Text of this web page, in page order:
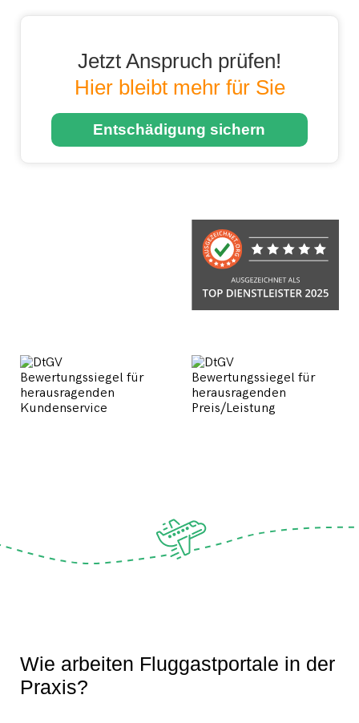
Jetzt Anspruch prüfen!
Hier bleibt mehr für Sie
Entschädigung sichern
Wie arbeiten Fluggastportale in der
Praxis?